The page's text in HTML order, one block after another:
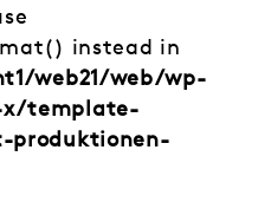
instead in
web21/web/wp-
template-